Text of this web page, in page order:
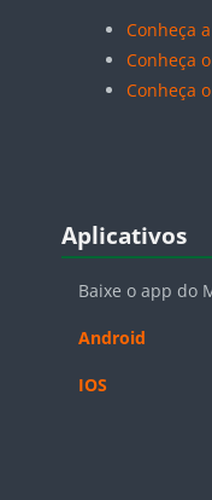
Conheça
Conheça
Conheça
Aplicativos
Baixe o app do
Android
IOS